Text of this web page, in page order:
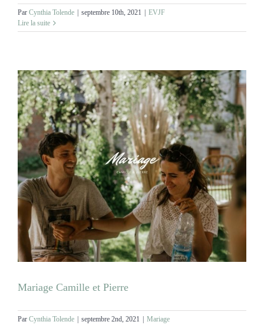
Par Cynthia Tolende | septembre 10th, 2021 | EVJF
Lire la suite
Mariage Camille et Pierre
Par Cynthia Tolende septembre 2nd, 2021
Mariage